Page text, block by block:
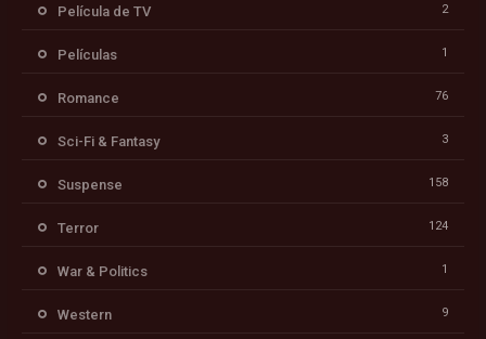
Película de TV 2
Películas 1
Romance 76
Sci-Fi & Fantasy 3
Suspense 158
Terror 124
War & Politics 1
Western 9